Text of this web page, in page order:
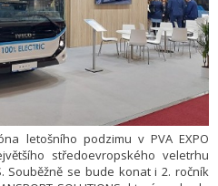
letošního podzimu v PVA EXPO
středoevropského veletrhu
Souběžně se bude konat i 2. ročník